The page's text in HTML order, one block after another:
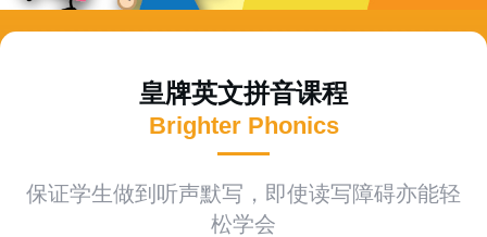
皇牌英文拼音课程
Brighter Phonics
保证学生做到听声默写，即使读写障碍亦能轻
松学会